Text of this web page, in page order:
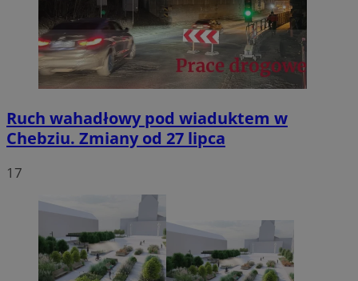
Ruch wahadłowy pod wiaduktem w
Chebziu. Zmiany od 27 lipca
17